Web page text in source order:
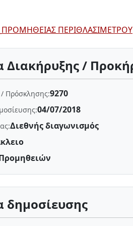
ΠΕΡΙΘΛΑΣΙΜΕΤΡΟΥ
Διακήρυξης /
Πρόσκλησης:9270
04/07/2018
Διεθνής διαγωνισμός
δημοσίευσης